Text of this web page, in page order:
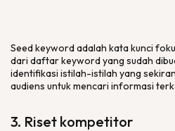
Seed keyword adalah kata kunci
dari daftar keyword yang sudah
identifikasi istilah-istilah yang
audiens untuk mencari informasi
3. Riset kompetitor